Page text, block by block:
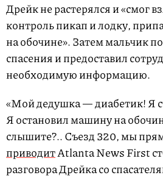
Дрейк не растерялся и «смог
контроль пикап и лодку,
на обочине». Затем мальчик
спасения и предоставил
необходимую информацию.
«Мой дедушка — диабетик! Я
Я остановил машину на
слышите?.. Съезд 320, мы
приводитAtlanta News First
разговора Дрейка со